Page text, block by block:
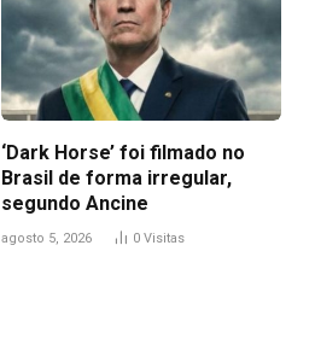
‘Dark Horse’ foi filmado no
Brasil de forma irregular,
segundo Ancine
agosto 5, 2026 0 Visitas